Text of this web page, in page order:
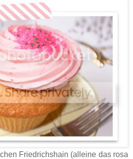
Friedrichshain (alleine das rosa